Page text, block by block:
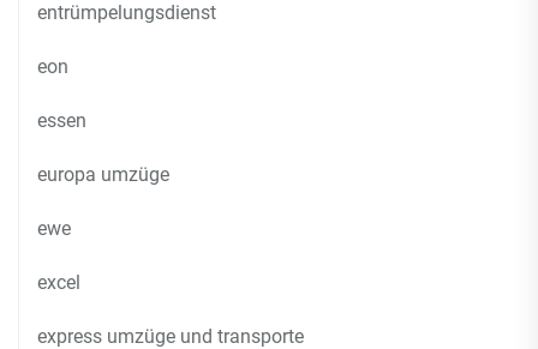
entrümpelungsdienst
eon
essen
europa umzüge
ewe
excel
express umzüge und transporte